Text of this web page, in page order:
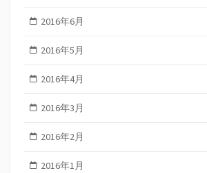
2016年6月
2016年5月
2016年4月
2016年3月
2016年2月
2016年1月